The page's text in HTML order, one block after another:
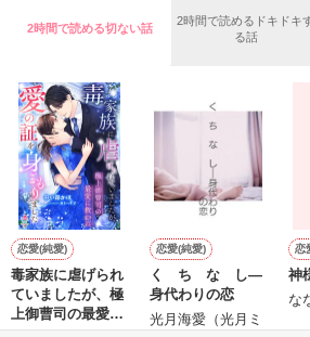
＊以前、公開していた話の改稿版です＊
作品を読む
守と由羅から『便利屋雛子』と馬鹿にさ
た上、同居まで提案してきて──？
鷹哉『宜しくな、俺の雛子』🦅
雛子『俺の……ひぃ、雛子？！！！』🐥
シゴデキで冷徹な上司が見せる素顔は、
て……🐥💓🦅
※表紙も作中使用の画像も全てフリー素
※執筆期間2026.6.3〜7.20完結です。
※他サイトさんにて恋愛トレンド1位で
2時間で読める切ない話
2時間で読めるドキドキ
る話
恋愛(純愛)
毒家族に虐げられ
ていましたが、極
上御曹司の最愛に
救われ愛の証を身
恋愛(純愛)
く ち な し―
身代わりの恋
光月海愛（光月ミ
恋
神
な